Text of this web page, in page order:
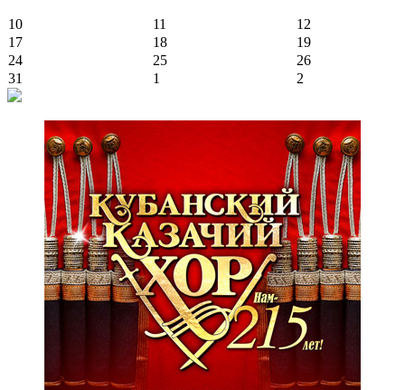
10 11
12
17
18
19
24
25
26
31
1 2